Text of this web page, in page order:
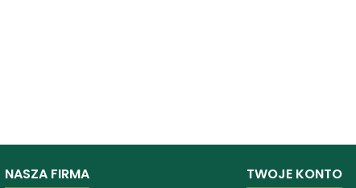
NASZA FIRMA TWOJE KONTO